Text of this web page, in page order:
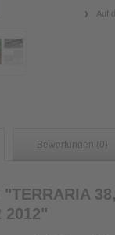
Auf
Bewertungen (0)
2012"